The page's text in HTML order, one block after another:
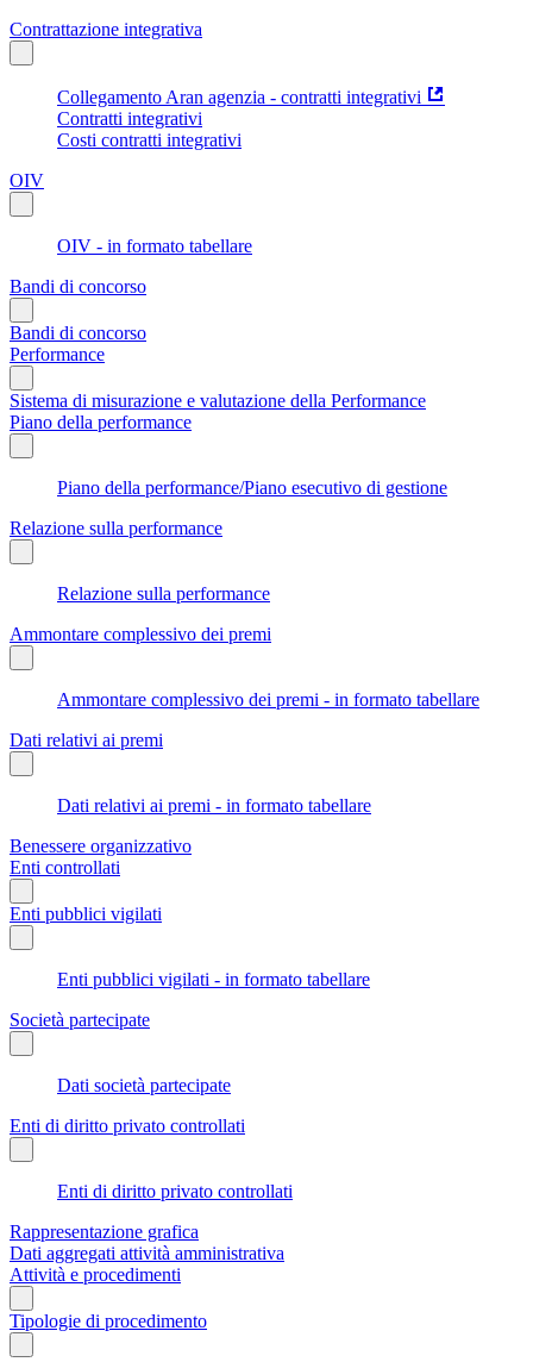
Contrattazione integrativa
Collegamento Aran agenzia - contratti integrativi
Contratti integrativi
Costi contratti integrativi
OIV
OIV - in formato tabellare
Bandi di concorso
Bandi di concorso
Performance
Sistema di misurazione e valutazione della Performance
Piano della performance
Piano della performance/Piano esecutivo di gestione
Relazione sulla performance
Relazione sulla performance
Ammontare complessivo dei premi
Ammontare complessivo dei premi - in formato tabellare
Dati relativi ai premi
Dati relativi ai premi - in formato tabellare
Benessere organizzativo
Enti controllati
Enti pubblici vigilati
Enti pubblici vigilati - in formato tabellare
Società partecipate
Dati società partecipate
Enti di diritto privato controllati
Enti di diritto privato controllati
Rappresentazione grafica
Dati aggregati attività amministrativa
Attività e procedimenti
Tipologie di procedimento